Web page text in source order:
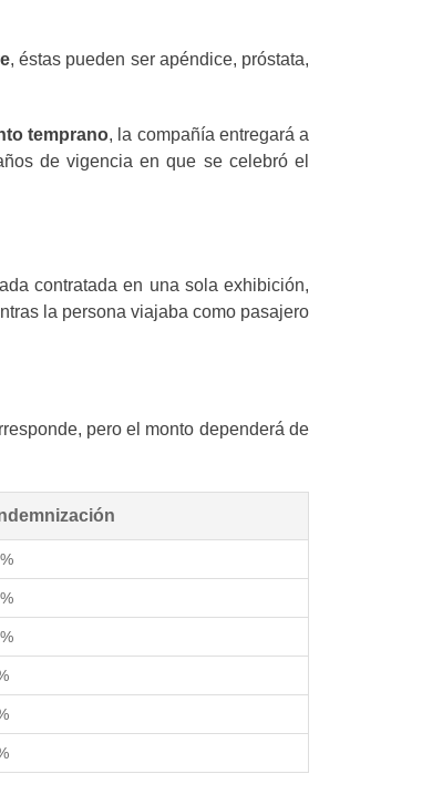
, éstas pueden ser apéndice, próstata,
temprano, la compañía entregará a
de vigencia en que se celebró el
contratada en una sola exhibición,
la persona viajaba como pasajero
pero el monto dependerá de